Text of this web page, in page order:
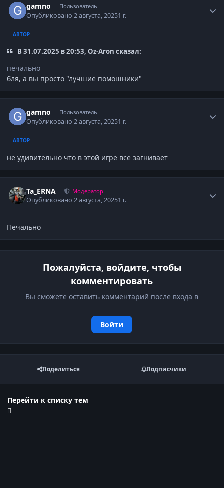
gamno Пользователь
Опубликовано2 августа, 20251 г.
АВТОР
В 31.07.2025 в 20:53, Oz-Aron сказал:
печально
бля, а вы просто "лучшие помошники"
gamno Пользователь
Опубликовано2 августа, 20251 г.
АВТОР
не удивительно что в этой игре все загнивает
Ta_ERNA Модератор
Опубликовано2 августа, 20251 г.
Печально
Пожалуйста, войдите, чтобы
комментировать
Вы сможете оставить комментарий после входа в
Войти
Поделиться Подписчики
Перейти к списку тем